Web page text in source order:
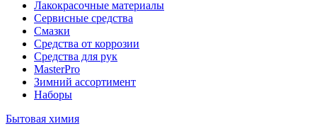
Лакокрасочные материалы
Сервисные средства
Смазки
Средства от коррозии
Средства для рук
MasterPro
Зимний ассортимент
Наборы
Бытовая химия